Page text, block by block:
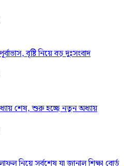
বৃষ্টি নিয়ে বড় দুঃসংবাদ
শেষ, শুরু হচ্ছে নতুন অধ্যায়